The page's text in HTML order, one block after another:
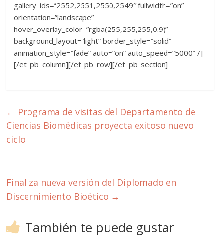
gallery_ids=”2552,2551,2550,2549″ fullwidth=”on”
orientation=”landscape”
hover_overlay_color=”rgba(255,255,255,0.9)”
background_layout=”light” border_style=”solid”
animation_style=”fade” auto=”on” auto_speed=”5000″ /]
[/et_pb_column][/et_pb_row][/et_pb_section]
← Programa de visitas del Departamento de
Ciencias Biomédicas proyecta exitoso nuevo
ciclo
Finaliza nueva versión del Diplomado en
Discernimiento Bioético →
También te puede gustar